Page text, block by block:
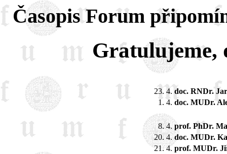
Časopis Forum
Gratulujeme,
23. 4. doc. RNDr.
1. 4. doc. MUDr.
8. 4. prof. PhDr.
20. 4. doc. MUDr.
21. 4. prof. MUDr.